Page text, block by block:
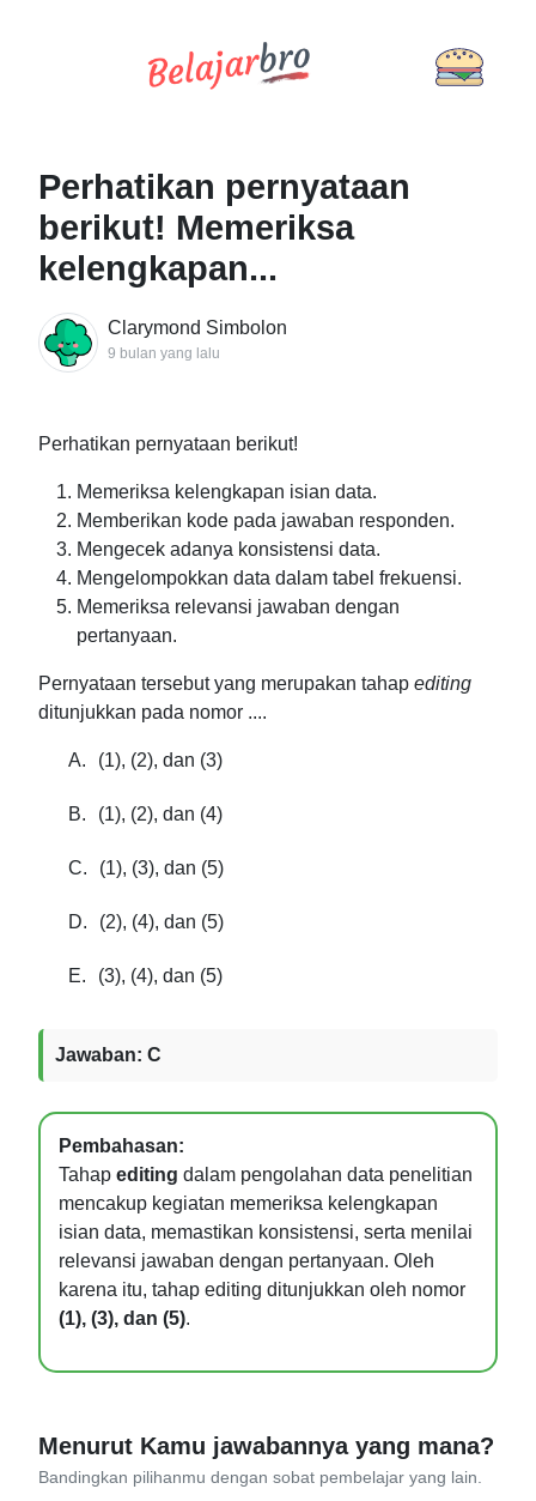
Perhatikan pernyataan
berikut! Memeriksa
kelengkapan...
Clarymond Simbolon
9 bulan yang lalu
Perhatikan pernyataan berikut!
Memeriksa kelengkapan isian data.
Memberikan kode pada jawaban responden.
Mengecek adanya konsistensi data.
Mengelompokkan data dalam tabel frekuensi.
Memeriksa relevansi jawaban dengan
pertanyaan.
Pernyataan tersebut yang merupakan tahap editing
ditunjukkan pada nomor ....
A. (1), (2), dan (3)
B. (1), (2), dan (4)
C. (1), (3), dan (5)
D. (2), (4), dan (5)
E. (3), (4), dan (5)
Jawaban: C
Pembahasan:
Tahap editing dalam pengolahan data penelitian
mencakup kegiatan memeriksa kelengkapan
isian data, memastikan konsistensi, serta menilai
relevansi jawaban dengan pertanyaan. Oleh
karena itu, tahap editing ditunjukkan oleh nomor
(1), (3), dan (5).
Menurut Kamu jawabannya yang mana?
Bandingkan pilihanmu dengan sobat pembelajar yang lain.